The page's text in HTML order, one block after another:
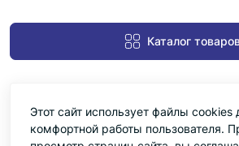
Каталог
Этот сайт использует файлы cookies
комфортной работы пользователя.